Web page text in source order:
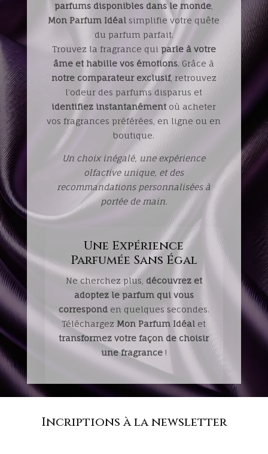
parfums disponibles dans le monde
Mon Parfum Idéal simplifie votre quête
du parfum parfait.
Trouvez la fragrance qui parle à votre
âme et habille vos émotions. Grâce à
notre comparateur exclusif, retrouvez
l’odeur des parfums disparus et
identifiez instantanément où acheter
vos fragrances préférées, en ligne ou en
boutique.
Un choix inégalé, une expérience
olfactive unique, et des
recommandations personnalisées à
portée de main.
Une Expérience
Parfumée Sans Égal
Ne cherchez plus, découvrez et
adoptez le parfum qui vous
corresponden quelques secondes.
Téléchargez Mon Parfum Idéal et
transformez votre façon de choisir
une fragrance!
Incriptions à la newsletter